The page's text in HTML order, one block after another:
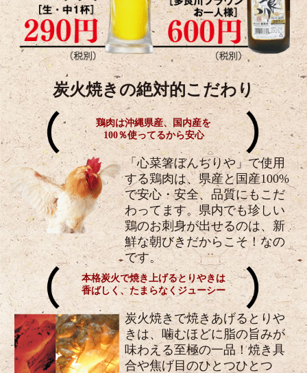
炭火焼きの絶対的こだわり
鶏肉は沖縄県産、国内産を
100％使ってるから安心
「心菜箸ぼんぢりや」で使用
する鶏肉は、県産と国産100%
で安心・安全、品質にもこだ
わってます。県内でも珍しい
鶏のお刺身が出せるのは、新
鮮な朝びきだからこそ！なの
です。
本格炭火で焼き上げるとりやきは
香ばしく、たまらなくジューシー
炭火焼きで焼きあげるとりや
きは、噛むほどに脂の旨みが
味わえる至極の一品！焼き具
合や焦げ目のひとつひとつ